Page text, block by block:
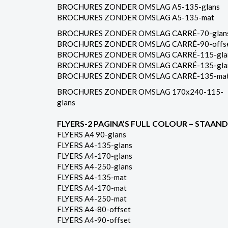
BROCHURES ZONDER OMSLAG A5-135-glans
BROCHURES ZONDER OMSLAG A5-135-mat
BROCHURES ZONDER OMSLAG CARRÉ-70-
BROCHURES ZONDER OMSLAG CARRÉ-90-
BROCHURES ZONDER OMSLAG CARRÉ-115-
BROCHURES ZONDER OMSLAG CARRÉ-135-
BROCHURES ZONDER OMSLAG CARRÉ-135-
BROCHURES ZONDER OMSLAG 170x240-115-
glans
FLYERS-2 PAGINA’S FULL COLOUR – STAAND
FLYERS A4 90-glans
FLYERS A4-135-glans
FLYERS A4-170-glans
FLYERS A4-250-glans
FLYERS A4-135-mat
FLYERS A4-170-mat
FLYERS A4-250-mat
FLYERS A4-80-offset
FLYERS A4-90-offset